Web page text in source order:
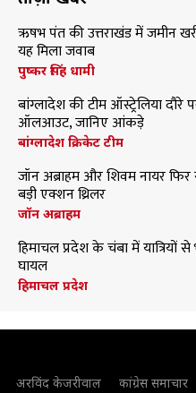
ऋषभ पंत की उत्तराखंड में जमीन
यह मिला जवाब
पुष्कर सिंह धामी
बांग्लादेश की टीम ऑस्ट्रेलिया
ऑलआउट, जानिए आंकड़े
बांग्लादेश क्रिकेट टीम
जॉन अब्राहम और शिवम नायर
बड़ी एक्शन थ्रिलर
जॉन अब्राहम
हिमाचल प्रदेश के चंबा में यात्रियों
घायल
हिमाचल प्रदेश
अरविंद केजरीवाल कांग्रेस समाचार